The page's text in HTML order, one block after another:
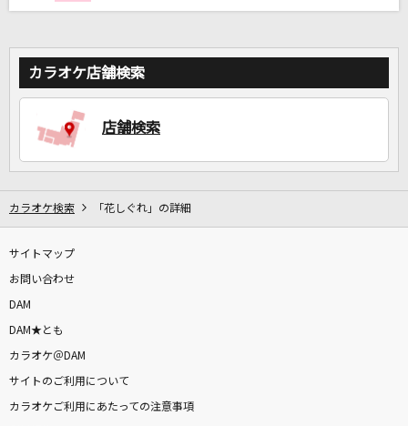
カラオケ店舗検索
店舗検索
カラオケ検索 「花しぐれ」の詳細
サイトマップ
お問い合わせ
DAM
DAM★とも
カラオケ＠DAM
サイトのご利用について
カラオケご利用にあたっての注意事項